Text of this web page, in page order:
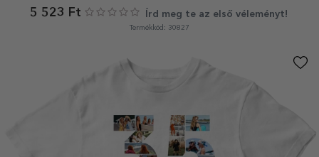
5 523 Ft
Írd meg te az első véleményt!
Termékkód: 30827